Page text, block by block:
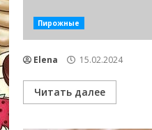
Пирожные
Elena 15.02.2024
Читать далее